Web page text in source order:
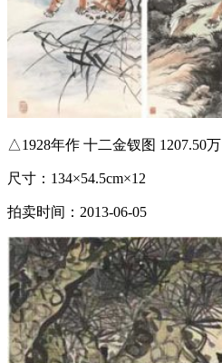
△1928年作 十二金钗图 1207.50万
尺寸：134×54.5cm×12
拍卖时间：2013-06-05